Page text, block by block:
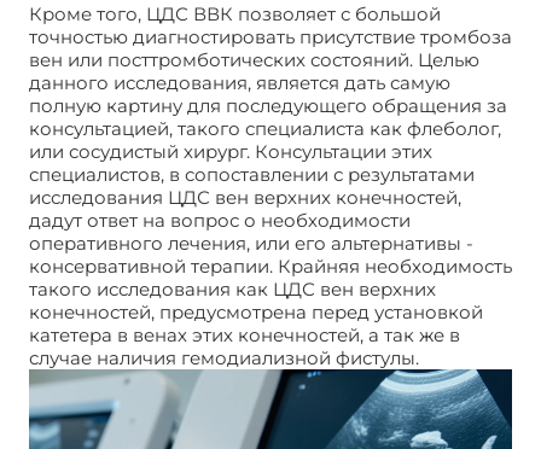
Кроме того, ЦДС ВВК позволяет с большой
точностью диагностировать присутствие тромбоза
вен или посттромботических состояний. Целью
данного исследования, является дать самую
полную картину для последующего обращения за
консультацией, такого специалиста как флеболог,
или сосудистый хирург. Консультации этих
специалистов, в сопоставлении с результатами
исследования ЦДС вен верхних конечностей,
дадут ответ на вопрос о необходимости
оперативного лечения, или его альтернативы -
консервативной терапии. Крайняя необходимость
такого исследования как ЦДС вен верхних
конечностей, предусмотрена перед установкой
катетера в венах этих конечностей, а так же в
случае наличия гемодиализной фистулы.